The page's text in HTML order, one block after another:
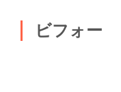
ビフォー